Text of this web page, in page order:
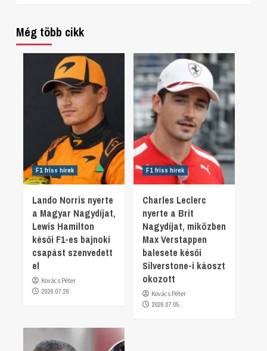
Még több cikk
F1 friss hírek
Lando Norris nyerte
a Magyar Nagydíjat,
Lewis Hamilton
késői F1-es bajnoki
csapást szenvedett
el
Kovács Péter
2026.07.26.
F1 friss hírek
Charles Leclerc
nyerte a Brit
Nagydíjat, miközben
Max Verstappen
balesete késői
Silverstone-i káoszt
okozott
Kovács Péter
2026.07.05.